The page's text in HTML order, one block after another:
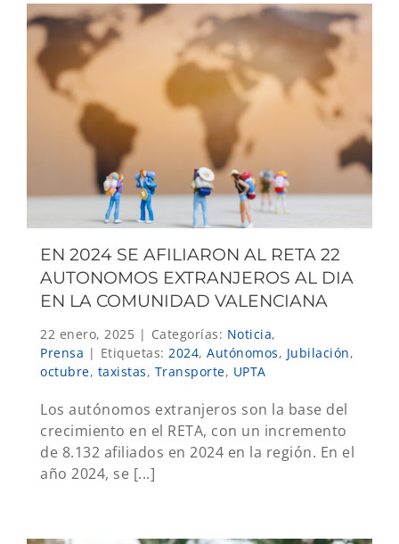
EN 2024 SE AFILIARON AL RETA 22
AUTONOMOS EXTRANJEROS AL DIA
EN LA COMUNIDAD VALENCIANA
22 enero, 2025 | Categorías: Noticia,
Prensa | Etiquetas: 2024, Autónomos, Jubilación,
octubre, taxistas, Transporte, UPTA
Los autónomos extranjeros son la base del
crecimiento en el RETA, con un incremento
de 8.132 afiliados en 2024 en la región. En el
año 2024, se [...]